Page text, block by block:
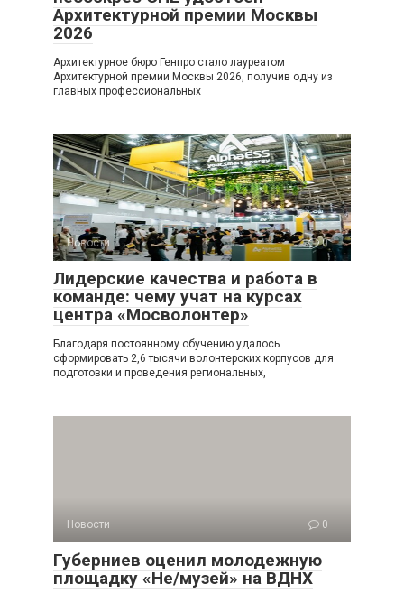
Архитектурной премии Москвы
2026
Архитектурное бюро Генпро стало лауреатом
Архитектурной премии Москвы 2026, получив одну из
главных профессиональных
Новости 0
Лидерские качества и работа в
команде: чему учат на курсах
центра «Мосволонтер»
Благодаря постоянному обучению удалось
сформировать 2,6 тысячи волонтерских корпусов для
подготовки и проведения региональных,
Новости 0
Губерниев оценил молодежную
площадку «Не/музей» на ВДНХ